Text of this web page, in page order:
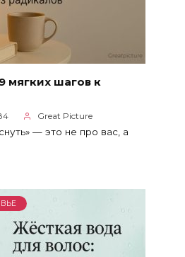
мягких шагов к
Great Picture
— это не про вас, а